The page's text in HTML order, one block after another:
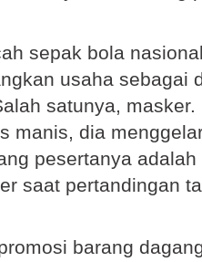
sepak bola
usaha sebagai
satunya,
manis, dia
pesertanya
saat pertandingan
barang